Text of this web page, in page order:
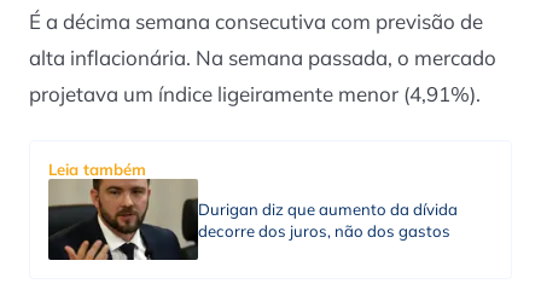
É a décima semana consecutiva com previsão de
alta inflacionária. Na semana passada, o mercado
projetava um índice ligeiramente menor (4,91%).
Leia também
Durigan diz que aumento da dívida
decorre dos juros, não dos gastos